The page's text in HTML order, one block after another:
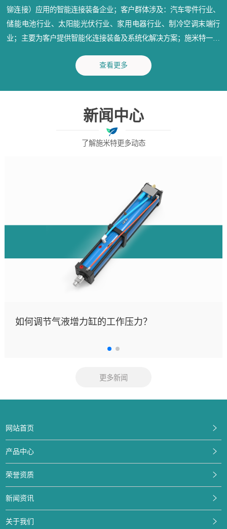
铆连接）应用的智能连接装备企业；客户群体涉及：汽车零件行业、
储能电池行业、太阳能光伏行业、家用电器行业、制冷空调末端行
业；主要为客户提供智能化连接装备及系统化解决方案；施米特一直
意的产品和优质的服务。
查看更多
新闻中心
了解施米特更多动态
如何调节气液增力缸的工作压力？
更多新闻
网站首页
产品中心
荣誉资质
新闻资讯
关于我们